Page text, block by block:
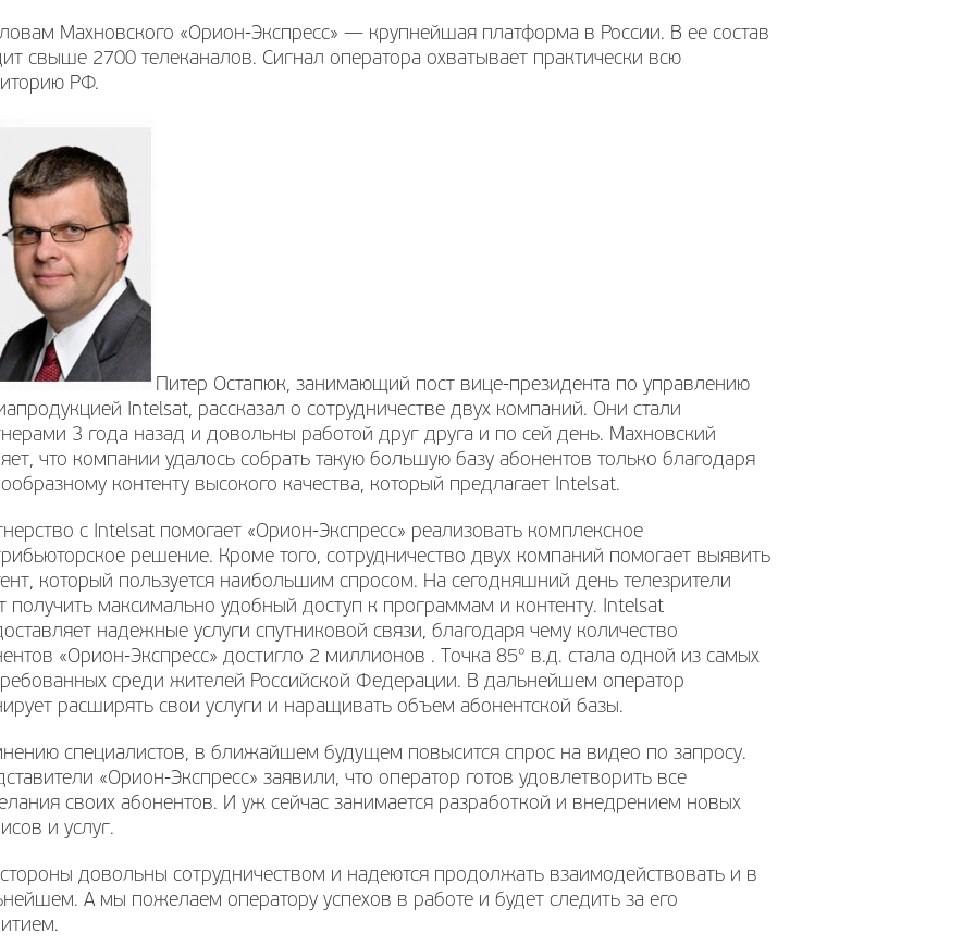
Махновского «Орион-Экспресс» — крупнейшая платформа в России. В ее состав
свыше 2700 телеканалов. Сигнал оператора охватывает практически всю
РФ.
Питер Остапюк, занимающий пост вице-президента по управлению
Intelsat, рассказал о сотрудничестве двух компаний. Они стали
3 года назад и довольны работой друг друга и по сей день. Махновский
что компании удалось собрать такую большую базу абонентов только благодаря
контенту высокого качества, который предлагает Intelsat.
с Intelsat помогает «Орион-Экспресс» реализовать комплексное
решение. Кроме того, сотрудничество двух компаний помогает выявить
который пользуется наибольшим спросом. На сегодняшний день телезрители
получить максимально удобный доступ к программам и контенту. Intelsat
надежные услуги спутниковой связи, благодаря чему количество
«Орион-Экспресс» достигло 2 миллионов . Точка 85° в.д. стала одной из самых
среди жителей Российской Федерации. В дальнейшем оператор
расширять свои услуги и наращивать объем абонентской базы.
специалистов, в ближайшем будущем повысится спрос на видео по запросу.
«Орион-Экспресс» заявили, что оператор готов удовлетворить все
своих абонентов. И уж сейчас занимается разработкой и внедрением новых
и услуг.
довольны сотрудничеством и надеются продолжать взаимодействовать и в
А мы пожелаем оператору успехов в работе и будет следить за его